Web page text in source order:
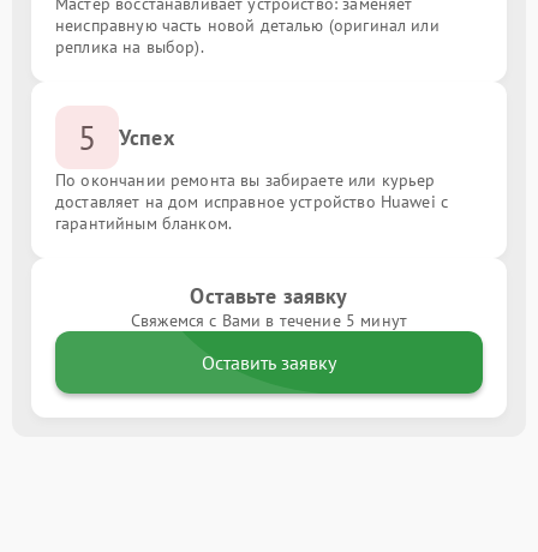
неисправную часть новой деталью (оригинал или
реплика на выбор).
5 Успех
По окончании ремонта вы забираете или курьер
доставляет на дом исправное устройство Huawei с
гарантийным бланком.
Оставьте заявку
Свяжемся с Вами в течение 5 минут
Оставить заявку